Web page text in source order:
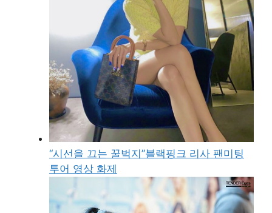
“시선을 끄는 꿀벅지”블랙핑크 리사 팬미팅
투어 영상 화제